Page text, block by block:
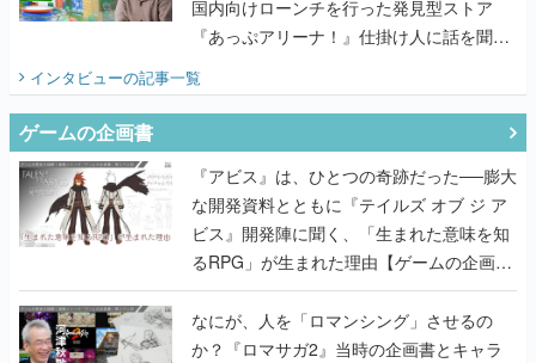
国内向けローンチを行った発見型ストア
『あっぷアリーナ！』仕掛け人に話を聞い
インタビューの記事一覧
ゲームの企画書
『アビス』は、ひとつの奇跡だった──膨大
な開発資料とともに『テイルズ オブ ジ ア
ビス』開発陣に聞く、「生まれた意味を知
るRPG」が生まれた理由【ゲームの企画
書】
なにが、人を「ロマンシング」させるの
か？『ロマサガ2』当時の企画書とキャラ